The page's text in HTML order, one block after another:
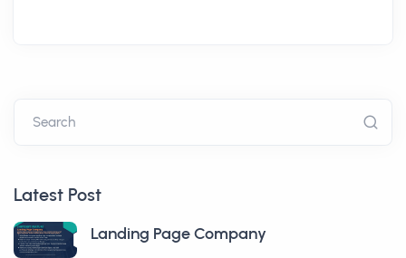
Search
Latest Post
Landing Page Company